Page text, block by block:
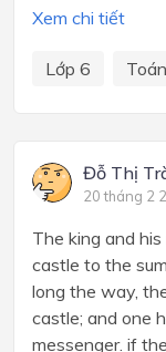
Xem chi tiết
Lớp 6 Toán
Đỗ Thị
20 tháng 2
The king and
castle to the
long the way,
castle; and one
messenger. if